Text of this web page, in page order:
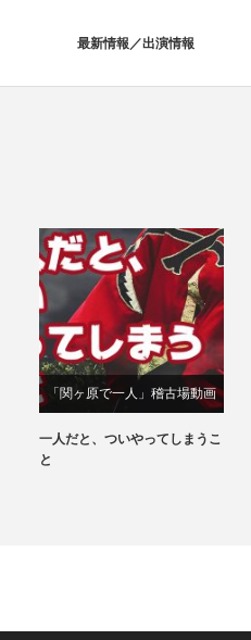
最新情報／出演情報
「関ヶ原で⼀⼈」稽古場動画
一人だと、ついやってしまうこ
と